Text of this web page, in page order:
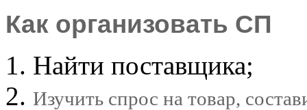
Как организовать СП
Найти поставщика;
Изучить спрос на товар,